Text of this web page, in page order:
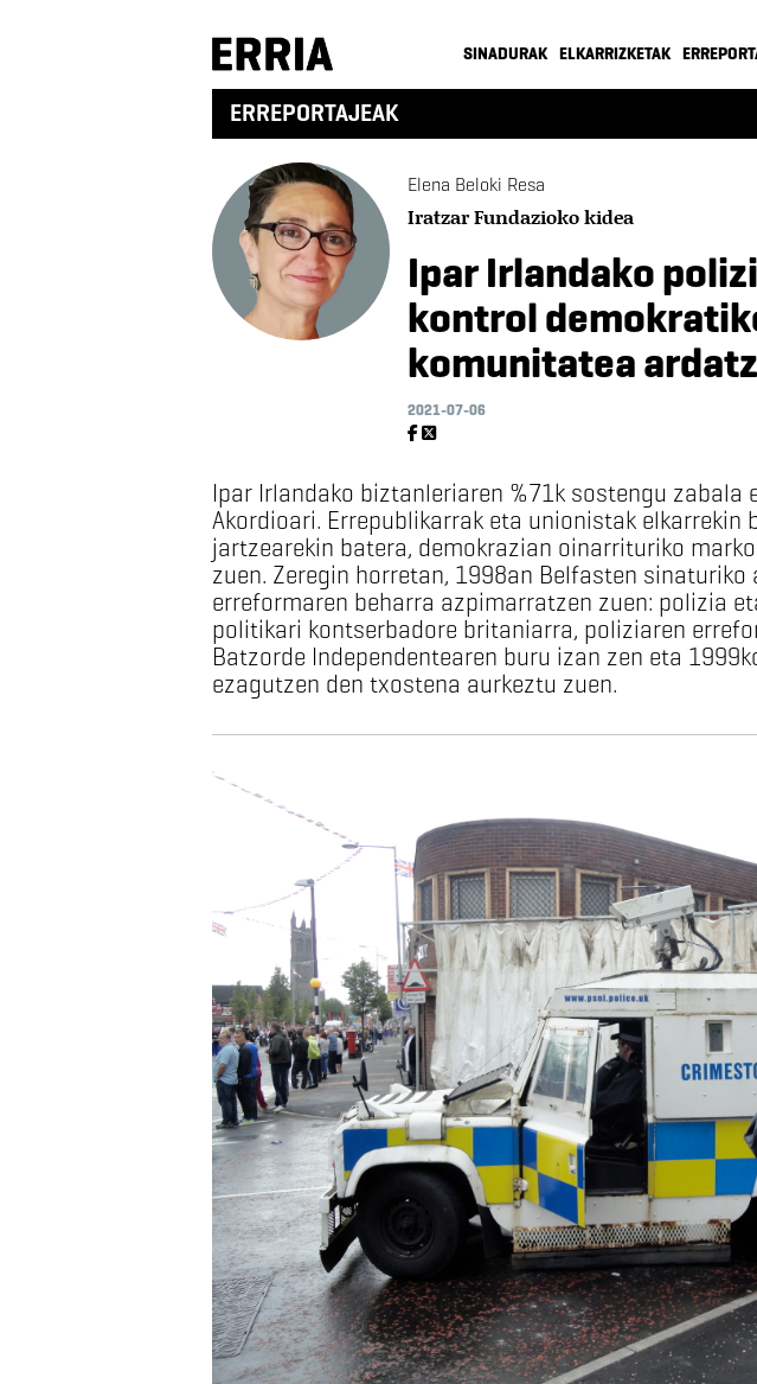
SINADURAK ELKARRIZKETAK
ERREPORTAJEAK
Elena Beloki Resa
Iratzar Fundazioko kidea
Ipar Irlandako
kontrol
komunitatea ardatz
2021-07-06
Ipar Irlandako biztanleriaren %71k sostengu zabala
Akordioari. Errepublikarrak eta unionistak elkarrekin
jartzearekin batera, demokrazian oinarrituriko
zuen. Zeregin horretan, 1998an Belfasten
erreformaren beharra azpimarratzen zuen: polizia
politikari kontserbadore britaniarra, poliziaren
Batzorde Independentearen buru izan zen eta
ezagutzen den txostena aurkeztu zuen.